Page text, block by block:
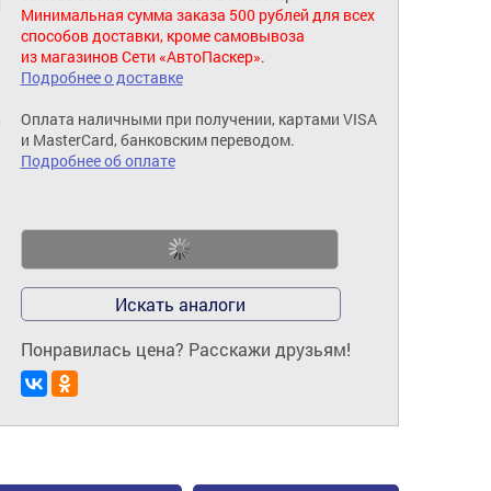
Минимальная сумма заказа 500 рублей для всех
способов доставки, кроме самовывоза
из магазинов Сети «АвтоПаскер».
Подробнее о доставке
Оплата наличными при получении, картами VISA
и MasterCard, банковским переводом.
Подробнее об оплате
Искать аналоги
Понравилась цена? Расскажи друзьям!